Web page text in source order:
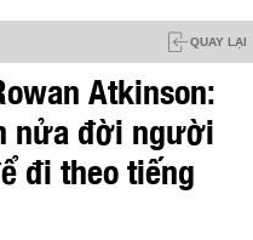
QUAY LẠI
Atkinson:
nửa đời người
đi theo tiếng